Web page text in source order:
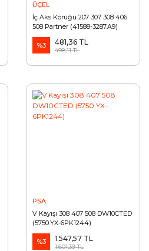
ÜÇEL
İç Aks Körüğü 207 307 308 406
508 Partner (41588-3287.A9)
%3 481,36 TL
498,11 TL
PSA
V Kayışı 308 407 508 DW10CTED
(5750.YX-6PK1244)
%3 1.547,57 TL
1.601,39 TL